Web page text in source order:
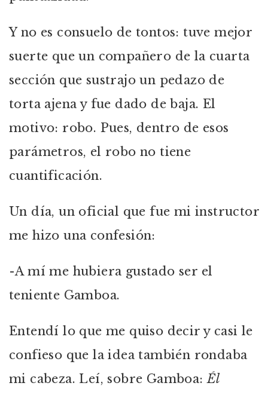
Y no es consuelo de tontos: tuve mejor
suerte que un compañero de la cuarta
sección que sustrajo un pedazo de
torta ajena y fue dado de baja. El
motivo: robo. Pues, dentro de esos
parámetros, el robo no tiene
cuantificación.
Un día, un oficial que fue mi instructor
me hizo una confesión:
-A mí me hubiera gustado ser el
teniente Gamboa.
Entendí lo que me quiso decir y casi le
confieso que la idea también rondaba
mi cabeza. Leí, sobre Gamboa:Él